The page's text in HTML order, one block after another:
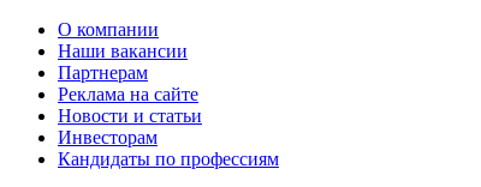
О компании
Наши вакансии
Партнерам
Реклама на сайте
Новости и статьи
Инвесторам
Кандидаты по профессиям